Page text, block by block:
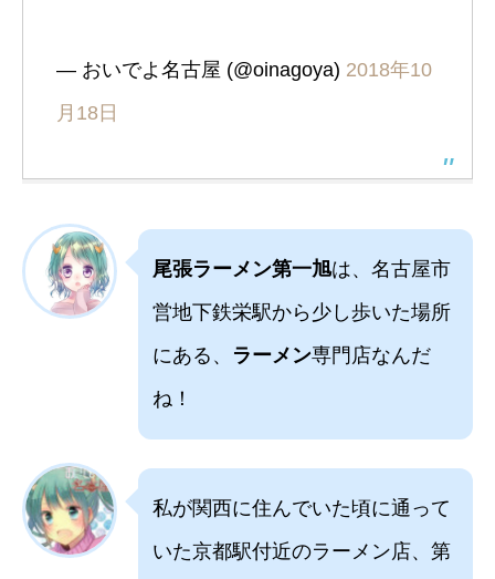
— おいでよ名古屋 (@oinagoya) 2018年10
月18日
尾張ラーメン第一旭は、名古屋市
営地下鉄栄駅から少し歩いた場所
にある、 ラーメン専門店なんだ
ね！
私が関西に住んでいた頃に通って
いた京都駅付近のラーメン店、第